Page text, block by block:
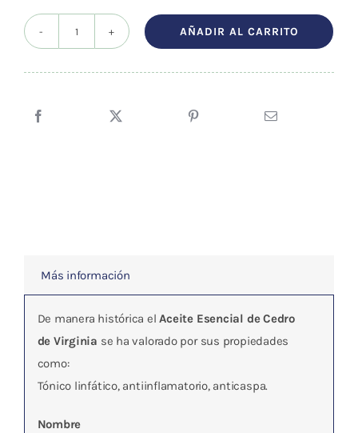
Virginia
AÑADIR AL CARRITO
Más información
De manera histórica elAceite Esencial de Cedro
de Virginia se ha valorado por sus propiedades
como:
Tónico linfático, antiinflamatorio, anticaspa.
Nombre